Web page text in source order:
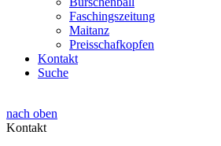
Faschingszeitung
Maitanz
Preisschafkopfen
Kontakt
Suche
nach oben
Kontakt